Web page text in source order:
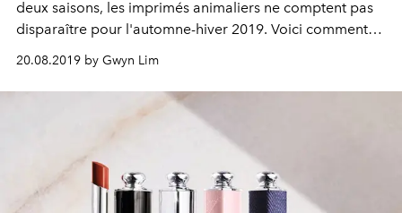
deux saisons, les imprimés animaliers ne comptent pas
disparaître pour l'automne-hiver 2019. Voici comment
serpent cette saison.
20.08.2019 by Gwyn Lim